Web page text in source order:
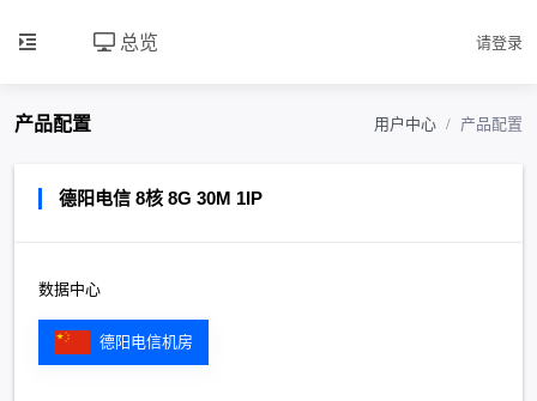
总览 请登录
产品配置 用户中心 产品配置
德阳电信 8核 8G 30M 1IP
数据中心
德阳电信机房